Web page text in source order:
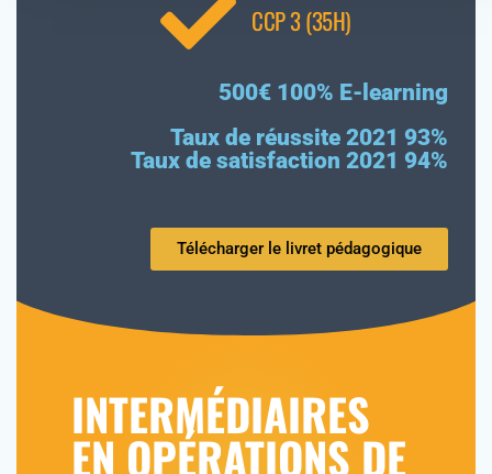
CCP 3 (35H)
500€ 100% E-learning
Taux de réussite 2021 93%
Taux de satisfaction 2021 94%
Télécharger le livret pédagogique
INTERMÉDIAIRES
EN OPÉRATIONS DE